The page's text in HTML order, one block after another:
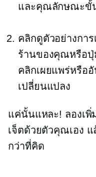
และคุณลักษณะขั้
คลิกดูตัวอย่างกา
ร้านของคุณหรือ
คลิกเผยแพร่หรือ
เปลี่ยนแปลง
แค่นั้นแหละ! ลองเพิ่
เจ็ตด้วยตัวคุณเอง
กว่าที่คิด